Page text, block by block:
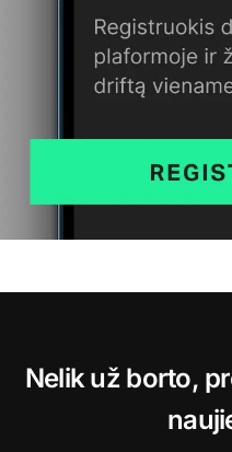
Nelik už borto,